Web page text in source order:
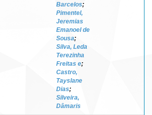
Barcelos;
Pimentel,
Jeremias
Emanoel de
Sousa;
Silva, Leda
Terezinha
Freitas e;
Castro,
Tayslane
Dias;
Silveira,
Dâmaris